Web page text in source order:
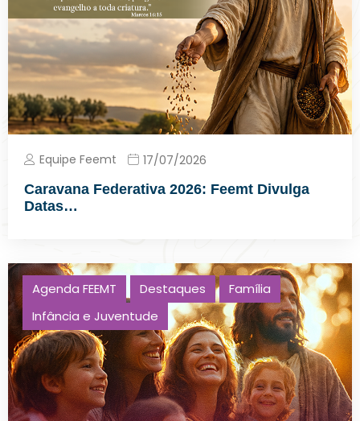
Equipe Feemt
17/07/2026
Caravana Federativa 2026: Feemt Divulga
Datas…
Agenda FEEMT Destaques
Família
Infância e Juventude